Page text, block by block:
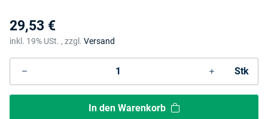
29,53 €
inkl. 19% USt. , zzgl. Versand
Stk
In den Warenkorb